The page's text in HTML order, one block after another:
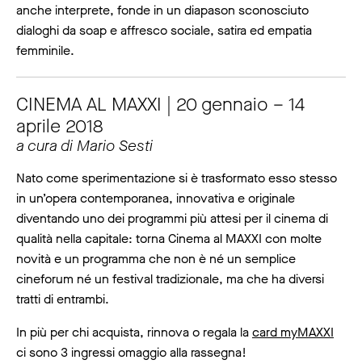
anche interprete, fonde in un diapason sconosciuto
dialoghi da soap e affresco sociale, satira ed empatia
femminile.
CINEMA AL MAXXI | 20 gennaio – 14
aprile 2018
a cura di Mario Sesti
Nato come sperimentazione si è trasformato esso stesso
in un’opera contemporanea, innovativa e originale
diventando uno dei programmi più attesi per il cinema di
qualità nella capitale: torna Cinema al MAXXI con molte
novità e un programma che non è né un semplice
cineforum né un festival tradizionale, ma che ha diversi
tratti di entrambi.
In più per chi acquista, rinnova o regala lacard myMAXXI
ci sono 3 ingressi omaggio alla rassegna!